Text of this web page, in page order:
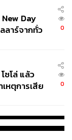
Day
ลาร์จากทั่ว
0
ซโล่ แล้ว
หตุการเสีย
0